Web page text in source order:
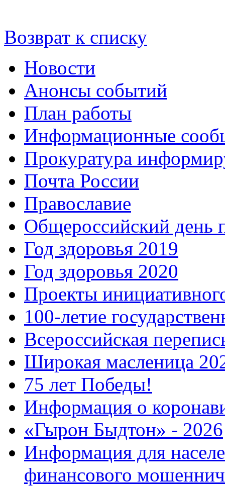
Возврат к списку
Новости
Анонсы событий
План работы
Информационные
Прокуратура
Почта России
Православие
Общероссийский день
Год здоровья 2019
Год здоровья 2020
Проекты
100-летие
Всероссийская
Широкая масленица
75 лет Победы!
Информация о
«Гырон Быдтон» - 2026
Информация для
финансового